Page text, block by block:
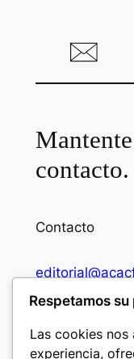
contacto.
Contacto
Respetamos
Las cookies nos
experiencia,